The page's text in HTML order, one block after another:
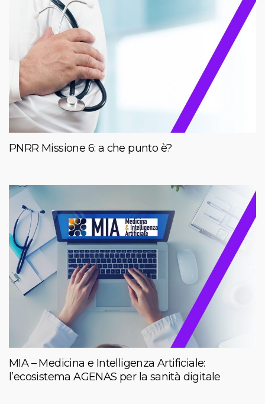
PNRR Missione 6: a che punto è?
MIA – Medicina e Intelligenza Artificiale:
l’ecosistema AGENAS per la sanità digitale